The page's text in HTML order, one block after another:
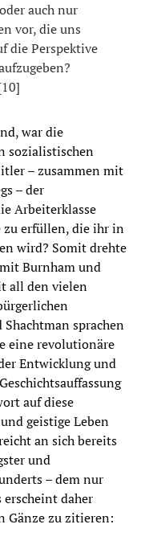
auch nur
vor, die uns
die Perspektive
war die
sozialistischen
– zusammen mit
– der
Arbeiterklasse
zu erfüllen, die ihr in
wird? Somit drehte
Burnham und
all den vielen
sprachen
eine revolutionäre
Entwicklung und
auf diese
geistige Leben
an sich bereits
und
– dem nur
erscheint daher
Gänze zu zitieren: